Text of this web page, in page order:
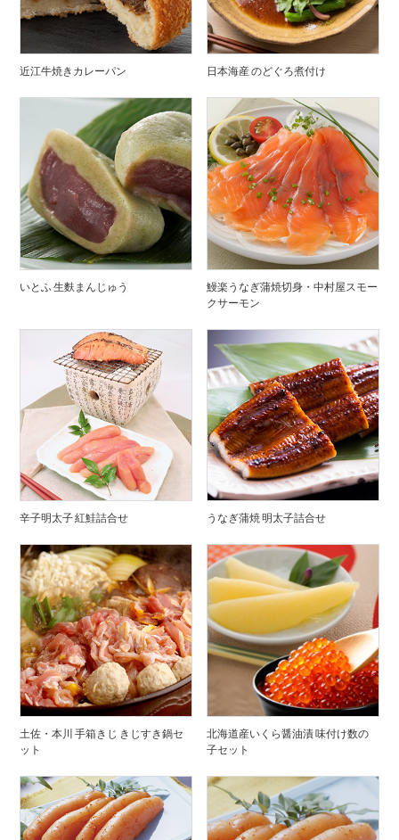
近江牛焼きカレーパン 日本海産 のどぐろ煮付け
いとふ 生麩まんじゅう
鰻楽うなぎ蒲焼切身・中村屋スモー
クサーモン
辛子明太子 紅鮭詰合せ うなぎ蒲焼 明太子詰合せ
土佐・本川 手箱きじ きじすき鍋セ
ット
北海道産いくら醤油漬 味付け数の
子セット